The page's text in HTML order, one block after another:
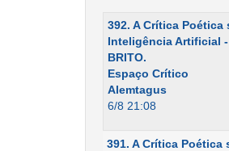
392. A Crítica Poética
Inteligência Artificial -
BRITO.
Espaço Crítico
Alemtagus
6/8 21:08
391. A Crítica Poética